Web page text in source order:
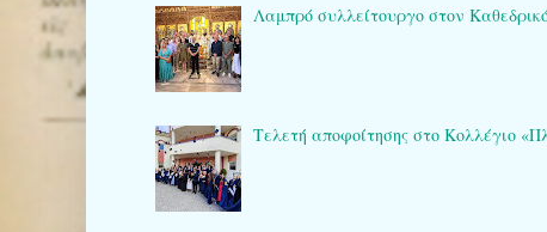
Λαμπρό συλλείτουργο στον
Τελετή αποφοίτησης στο Κολλέγιο